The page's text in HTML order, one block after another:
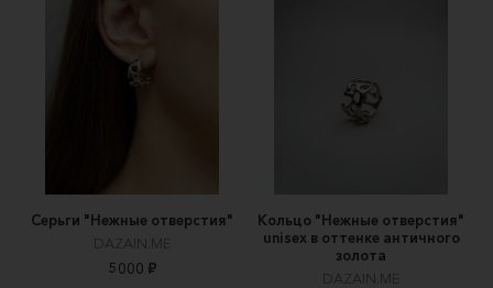
Серьги "Нежные отверстия"
DAZAIN.ME
5000 ₽
Кольцо "Нежные отверстия"
unisex в оттенке античного
золота
DAZAIN.ME